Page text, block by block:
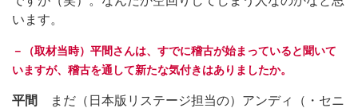
います。
－（取材当時）平間さんは、すでに稽古が始まっていると聞いて
いますが、稽古を通して新たな気付きはありましたか。
平間
まだ（日本版リステージ担当の）アンディ（・セニ